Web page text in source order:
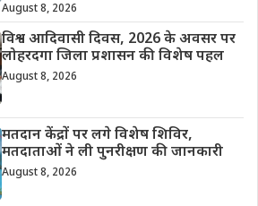
August 8, 2026
विश्व आदिवासी दिवस, 2026 के अवसर पर
लोहरदगा जिला प्रशासन की विशेष पहल
August 8, 2026
मतदान केंद्रों पर लगे विशेष शिविर,
मतदाताओं ने ली पुनरीक्षण की जानकारी
August 8, 2026